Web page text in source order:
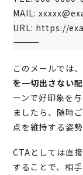
MAIL:
URL: https://
――――――――――――――――
このメールでは、
を一切出さない
ーンで好印象を
ましたら、随時
点を維持する姿
CTAとしては直
することで、相